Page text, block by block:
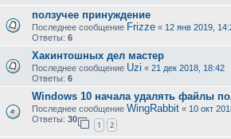
ползучее принуждение
Последнее сообщение Frizze « 12 янв 2019,
Ответы: 6
Хакинтошных дел мастер
Последнее сообщение Uzi « 21 дек 2018, 18:42
Ответы: 6
Windows 10 начала удалять файлы
Последнее сообщение WingRabbit « 10 окт
Ответы: 30
1 2